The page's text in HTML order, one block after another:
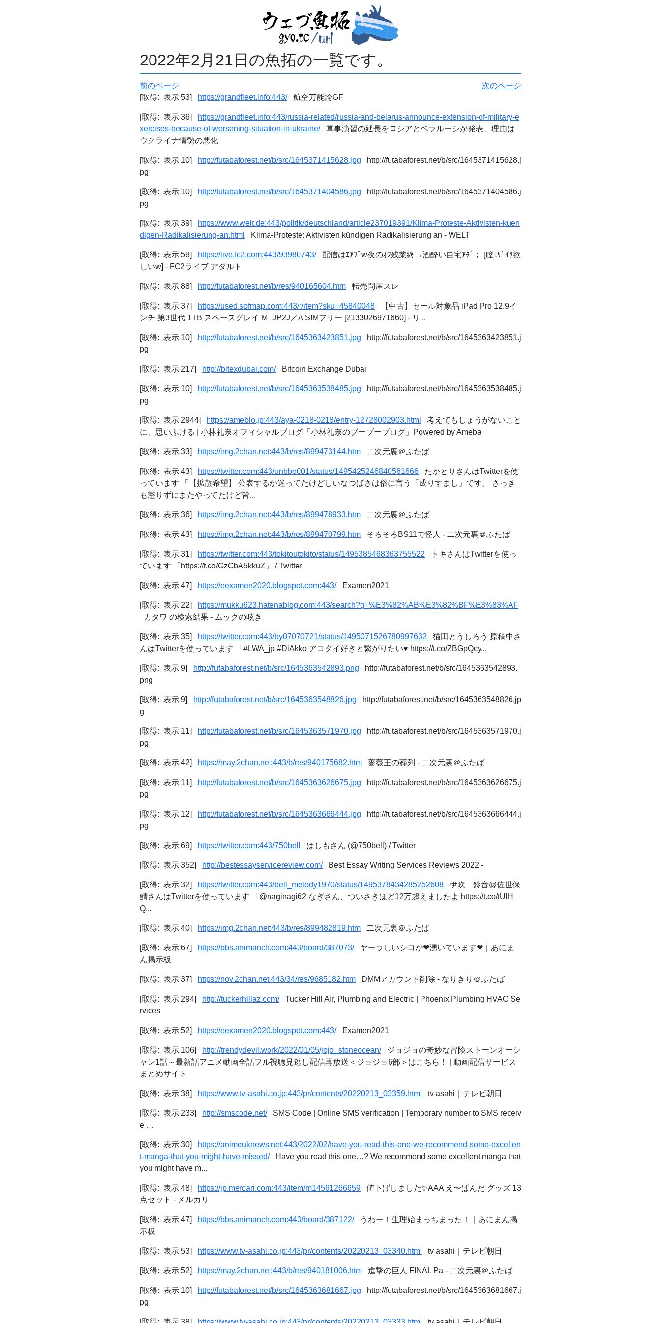
2022年2月21日の魚拓の一覧です。
前のページ
次のページ
[取得: 表示:53]
https://grandfleet.info:443/航空万能論GF
[取得: 表示:36]
https://grandfleet.info:443/russia-related/russia-and-belarus-announce-extension-of-military-e
xercises-because-of-worsening-situation-in-ukraine/軍事演習の延長をロシアとベラルーシが発表、理由は
ウクライナ情勢の悪化
[取得: 表示:10] http://futabaforest.net/b/src/1645371415628.jpg http://futabaforest.net/b/src/1645371415628.j
pg
[取得: 表示:10] http://futabaforest.net/b/src/1645371404586.jpg http://futabaforest.net/b/src/1645371404586.j
pg
[取得: 表示:39]
https://www.welt.de:443/politik/deutschland/article237019391/Klima-Proteste-Aktivisten-kuen
digen-Radikalisierung-an.html
Klima-Proteste: Aktivisten kündigen Radikalisierung an - WELT
[取得: 表示:59] https://live.fc2.com:443/93980743/配信はｴｱﾌﾟw夜のｵﾌ残業終→酒酔い自宅ｱﾀﾞ； [膣ﾓｻﾞｲｸ欲
しいw] - FC2ライブ アダルト
[取得: 表示:88] http://futabaforest.net/b/res/940165604.htm 転売問屋スレ
[取得: 表示:37] https://used.sofmap.com:443/r/item?sku=45840048 【中古】セール対象品 iPad Pro 12.9イ
ンチ 第3世代 1TB スペースグレイ MTJP2J／A SIMフリー [2133026971660] - リ...
[取得: 表示:10] http://futabaforest.net/b/src/1645363423851.jpg http://futabaforest.net/b/src/1645363423851.j
pg
[取得: 表示:217] http://bitexdubai.com/Bitcoin Exchange Dubai
[取得: 表示:10] http://futabaforest.net/b/src/1645363538485.jpg http://futabaforest.net/b/src/1645363538485.j
pg
[取得: 表示:2944] https://ameblo.jp:443/aya-0218-0218/entry-12728002903.html
考えてもしょうがないこと
に、思いふける | 小林礼奈オフィシャルブログ「小林礼奈のブーブーブログ」Powered by Ameba
[取得: 表示:33] https://img.2chan.net:443/b/res/899473144.htm 二次元裏＠ふたば
[取得: 表示:43] https://twitter.com:443/unbbo001/status/1495425246840561666 たかとりさんはTwitterを使
っています 「【拡散希望】 公表するか迷ってたけどしいなつばさは俗に言う「成りすまし」です。 さっき
も懲りずにまたやってたけど皆...
[取得: 表示:36] https://img.2chan.net:443/b/res/899478933.htm 二次元裏＠ふたば
[取得: 表示:43] https://img.2chan.net:443/b/res/899470799.htm そろそろBS11で怪人 - 二次元裏＠ふたば
[取得: 表示:31] https://twitter.com:443/tokitoutokito/status/1495385468363755522 トキさんはTwitterを使っ
ています 「https://t.co/GzCbA5kkuZ」 / Twitter
[取得: 表示:47] https://eexamen2020.blogspot.com:443/Examen2021
[取得: 表示:22]
https://mukku623.hatenablog.com:443/search?q=%E3%82%AB%E3%82%BF%E3%83%AF
カタワ の検索結果 - ムックの呟き
[取得: 表示:35] https://twitter.com:443/by07070721/status/1495071526780997632 猫田とうしろう 原稿中さ
んはTwitterを使っています 「#LWA_jp #DiAkko アコダイ好きと繋がりたい♥ https://t.co/ZBGpQcy...
[取得: 表示:9] http://futabaforest.net/b/src/1645363542893.png http://futabaforest.net/b/src/1645363542893.
png
[取得: 表示:9] http://futabaforest.net/b/src/1645363548826.jpg http://futabaforest.net/b/src/1645363548826.jp
g
[取得: 表示:11] http://futabaforest.net/b/src/1645363571970.jpg http://futabaforest.net/b/src/1645363571970.j
pg
[取得: 表示:42] https://may.2chan.net:443/b/res/940175682.htm 薔薇王の葬列 - 二次元裏＠ふたば
[取得: 表示:11] http://futabaforest.net/b/src/1645363626675.jpg http://futabaforest.net/b/src/1645363626675.j
pg
[取得: 表示:12] http://futabaforest.net/b/src/1645363666444.jpg http://futabaforest.net/b/src/1645363666444.j
pg
[取得: 表示:69] https://twitter.com:443/750bell はしもさん (@750bell) / Twitter
[取得: 表示:352] http://bestessayservicereview.com/Best Essay Writing Services Reviews 2022 -
[取得: 表示:32] https://twitter.com:443/bell_melody1970/status/1495378434285252608 伊吹 鈴音@佐世保
鯖さんはTwitterを使っています 「@naginagi62 なぎさん、ついさきほど12万超えましたよ https://t.co/tUlH
Q...
[取得: 表示:40] https://img.2chan.net:443/b/res/899482819.htm 二次元裏＠ふたば
[取得: 表示:67] https://bbs.animanch.com:443/board/387073/ヤーラしいシコが❤湧いています❤｜あにま
ん掲示板
[取得: 表示:37] https://nov.2chan.net:443/34/res/9685182.htm DMMアカウント削除 - なりきり＠ふたば
[取得: 表示:294] http://tuckerhillaz.com/Tucker Hill Air, Plumbing and Electric | Phoenix Plumbing HVAC Se
rvices
[取得: 表示:52] https://eexamen2020.blogspot.com:443/Examen2021
[取得: 表示:106] http://trendydevil.work/2022/01/05/jojo_stoneocean/ジョジョの奇妙な冒険ストーンオーシ
ャン1話～最新話アニメ動画全話フル視聴見逃し配信再放送＜ジョジョ6部＞はこちら！ | 動画配信サービス
まとめサイト
[取得: 表示:38] https://www.tv-asahi.co.jp:443/pr/contents/20220213_03359.html tv asahi｜テレビ朝日
[取得: 表示:233] http://smscode.net/SMS Code | Online SMS verification | Temporary number to SMS receiv
e …
[取得: 表示:30]
https://animeuknews.net:443/2022/02/have-you-read-this-one-we-recommend-some-excellen
t-manga-that-you-might-have-missed/Have you read this one…? We recommend some excellent manga that
you might have m...
[取得: 表示:48] https://jp.mercari.com:443/item/m14561266659 値下げしました✨AAA え〜ぱんだ グッズ 13
点セット - メルカリ
[取得: 表示:47] https://bbs.animanch.com:443/board/387122/うわー！生理始まっちまった！｜あにまん掲
示板
[取得: 表示:53] https://www.tv-asahi.co.jp:443/pr/contents/20220213_03340.html tv asahi｜テレビ朝日
[取得: 表示:52] https://may.2chan.net:443/b/res/940181006.htm 進撃の巨人 FINAL Pa - 二次元裏＠ふたば
[取得: 表示:10] http://futabaforest.net/b/src/1645363681667.jpg http://futabaforest.net/b/src/1645363681667.j
pg